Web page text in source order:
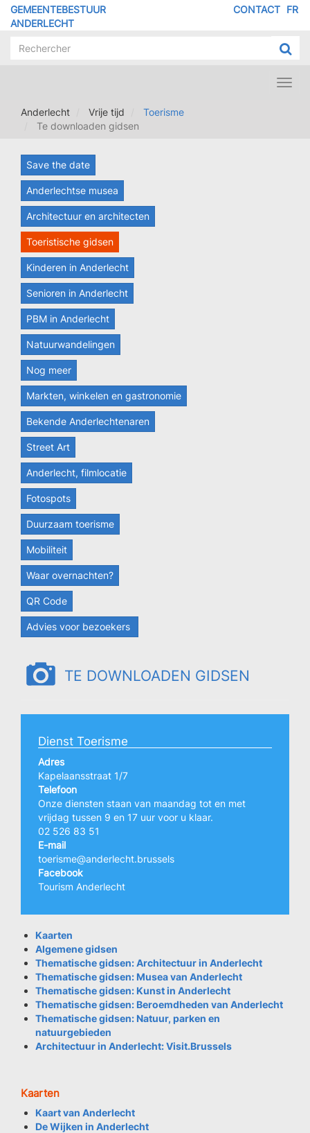
Overslaan
GEMEENTEBESTUUR
ANDERLECHT
FR
CONTACT
Anderlecht
Vrije tijd
Toerisme
Te downloaden gidsen
Save the date
Anderlechtse musea
Architectuur en architecten
Toeristische gidsen
Kinderen in Anderlecht
Senioren in Anderlecht
PBM in Anderlecht
Natuurwandelingen
Nog meer
Markten, winkelen en gastronomie
Bekende Anderlechtenaren
Street Art
Anderlecht, filmlocatie
Fotospots
Duurzaam toerisme
Mobiliteit
Waar overnachten?
QR Code
Advies voor bezoekers
TE DOWNLOADEN GIDSEN
Dienst Toerisme
Adres
Kapelaansstraat 1/7
Telefoon
Onze diensten staan van maandag tot en met
vrijdag tussen 9 en 17 uur voor u klaar.
02 526 83 51
E-mail
toerisme@anderlecht.brussels
Facebook
Tourism Anderlecht
Kaarten
Algemene gidsen
Thematische gidsen: Architectuur in Anderlecht
Thematische gidsen: Musea van Anderlecht
Thematische gidsen: Kunst in Anderlecht
Thematische gidsen: Beroemdheden van Anderlecht
Thematische gidsen: Natuur, parken en
natuurgebieden
Architectuur in Anderlecht: Visit.Brussels
Kaarten
Kaart van Anderlecht
De Wijken in Anderlecht